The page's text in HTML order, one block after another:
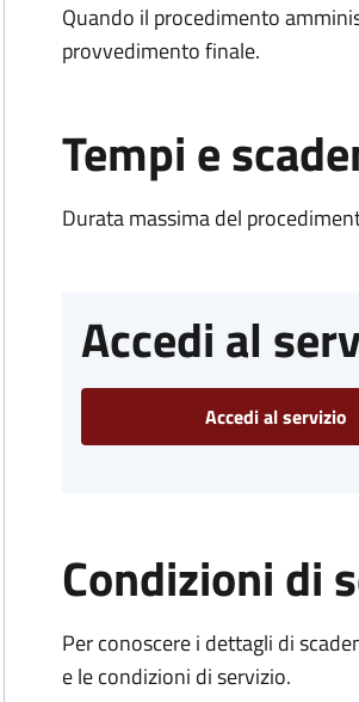
Quando il procedimento
provvedimento finale.
Tempi e
Durata massima del
Accedi al
Accedi al servizio
Condizioni di
Per conoscere i dettagli di
e le condizioni di servizio.